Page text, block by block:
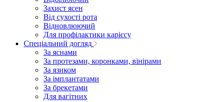
Захист ясен
Від сухості рота
Відновлюючий
Для профілактики карієсу
Спеціальний догляд
За яснами
За протезами, коронками, вінірами
За язиком
За імплантатами
За брекетами
Для вагітних